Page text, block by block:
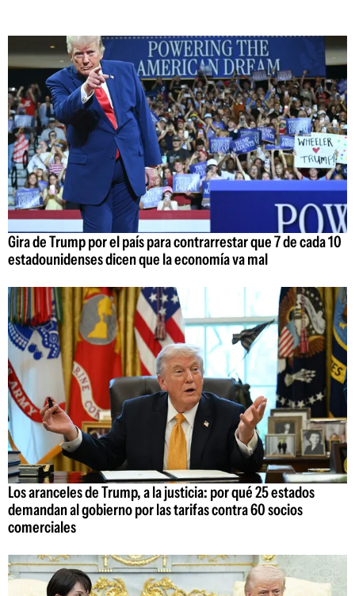
Gira de Trump por el país para contrarrestar que 7 de cada 10
estadounidenses dicen que la economía va mal
Los aranceles de Trump, a la justicia: por qué 25 estados
demandan al gobierno por las tarifas contra 60 socios
comerciales